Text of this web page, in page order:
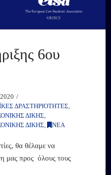
6ου
ΔΡΑΣΤΗΡΙΟΤΗΤΕΣ
ΔΙΚΗΣ
ΔΙΚΗΣ
ΝΕΑ
θα θέλαμε να
μας προς όλους τους